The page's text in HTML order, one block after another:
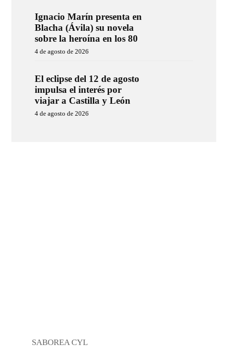
Ignacio Marín presenta en
Blacha (Ávila) su novela
sobre la heroína en los 80
4 de agosto de 2026
El eclipse del 12 de agosto
impulsa el interés por
viajar a Castilla y León
4 de agosto de 2026
SABOREA CYL